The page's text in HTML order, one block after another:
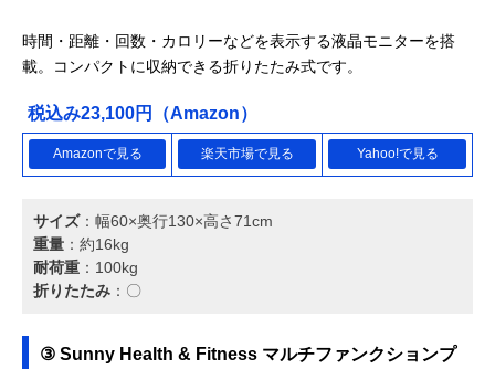
時間・距離・回数・カロリーなどを表示する液晶モニターを搭
載。コンパクトに収納できる折りたたみ式です。
税込み23,100円（Amazon）
Amazonで見る 楽天市場で見る Yahoo!で見る
サイズ：幅60×奥行130×高さ71cm
重量 ：約16kg
耐荷重 ：100kg
折りたたみ ：〇
③ Sunny Health & Fitness マルチファンクションプ